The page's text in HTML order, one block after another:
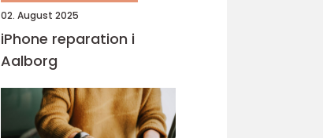
02. August 2025
iPhone reparation i
Aalborg